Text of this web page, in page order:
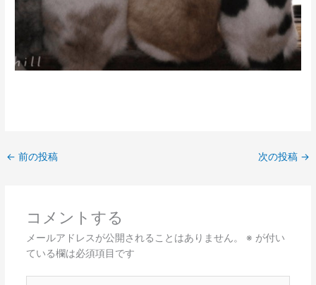
← 前の投稿 次の投稿 →
コメントする
メールアドレスが公開されることはありません。 ※ が付い
ている欄は必須項目です